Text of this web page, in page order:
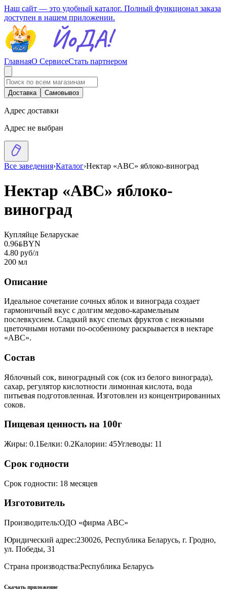
Наш сайт — это удобный каталог. Полный функционал заказа
доступен в нашем приложении.
ГлавнаяО СервисеСтать партнером
Доставка Самовывоз
Адрес доставки
Адрес не выбран
Все заведения›Каталог›Нектар «ABC» яблоко-виноград
Нектар «ABC» яблоко-
виноград
Купляйце Беларускае
0.96BYNBYN
4.80 руб/л
200 мл
Описание
Идеальное сочетание сочных яблок и винограда создает
гармоничный вкус с долгим медово-карамельным
послевкусием. Сладкий вкус спелых фруктов с нежными
цветочными нотами по-особенному раскрывается в нектаре
«ABC».
Состав
Яблочный сок, виноградный сок (сок из белого винограда),
сахар, регулятор кислотности лимонная кислота, вода
питьевая подготовленная. Изготовлен из концентрированных
соков.
Пищевая ценность на 100г
Жиры: 0.1Белки: 0.2Калории: 45Углеводы: 11
Срок годности
Срок годности: 18 месяцев
Изготовитель
Производитель:ОДО «фирма АВС»
Юридический адрес:230026, Республика Беларусь, г. Гродно,
ул. Победы, 31
Страна производства:Республика Беларусь
Скачать приложение